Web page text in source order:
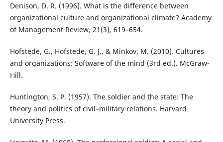
Denison, D. R. (1996). What is the difference between
organizational culture and organizational climate? Academy
of Management Review, 21(3), 619–654.
Hofstede, G., Hofstede, G. J., & Minkov, M. (2010). Cultures
and organizations: Software of the mind (3rd ed.). McGraw-
Hill.
Huntington, S. P. (1957). The soldier and the state: The
theory and politics of civil–military relations. Harvard
University Press.